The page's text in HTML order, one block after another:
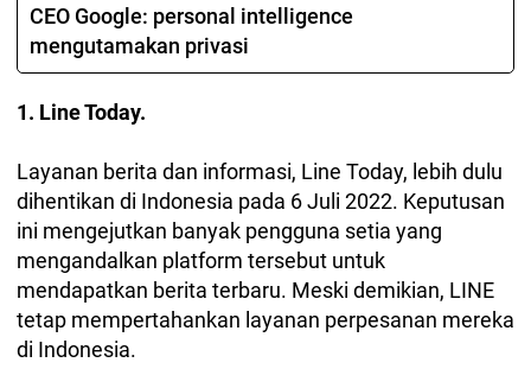
CEO Google: personal intelligence
mengutamakan privasi
1. Line Today.
Layanan berita dan informasi, Line Today, lebih dulu
dihentikan di Indonesia pada 6 Juli 2022. Keputusan
ini mengejutkan banyak pengguna setia yang
mengandalkan platform tersebut untuk
mendapatkan berita terbaru. Meski demikian, LINE
tetap mempertahankan layanan perpesanan mereka
di Indonesia.